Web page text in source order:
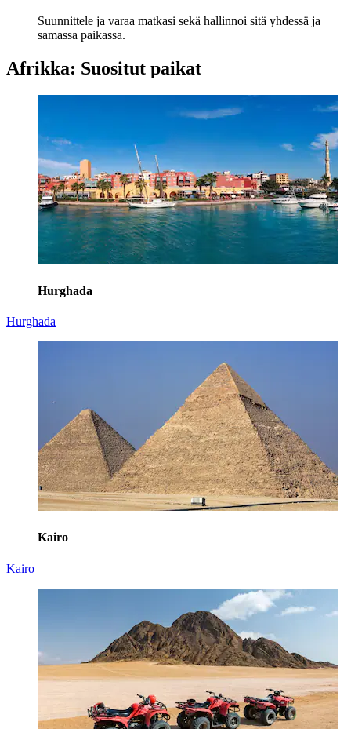
Suunnittele ja varaa matkasi sekä hallinnoi sitä yhdessä ja
samassa paikassa.
Afrikka: Suositut paikat
Hurghada
Hurghada
Kairo
Kairo